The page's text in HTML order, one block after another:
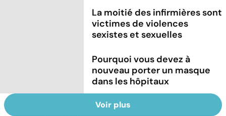
La moitié des infirmières sont
victimes de violences
sexistes et sexuelles
Pourquoi vous devez à
nouveau porter un masque
dans les hôpitaux
Voir plus